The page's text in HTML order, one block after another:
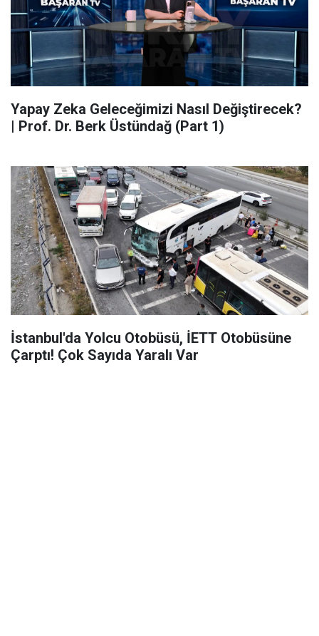
Yapay Zeka Geleceğimizi Nasıl Değiştirecek?
| Prof. Dr. Berk Üstündağ (Part 1)
İstanbul'da Yolcu Otobüsü, İETT Otobüsüne
Çarptı! Çok Sayıda Yaralı Var